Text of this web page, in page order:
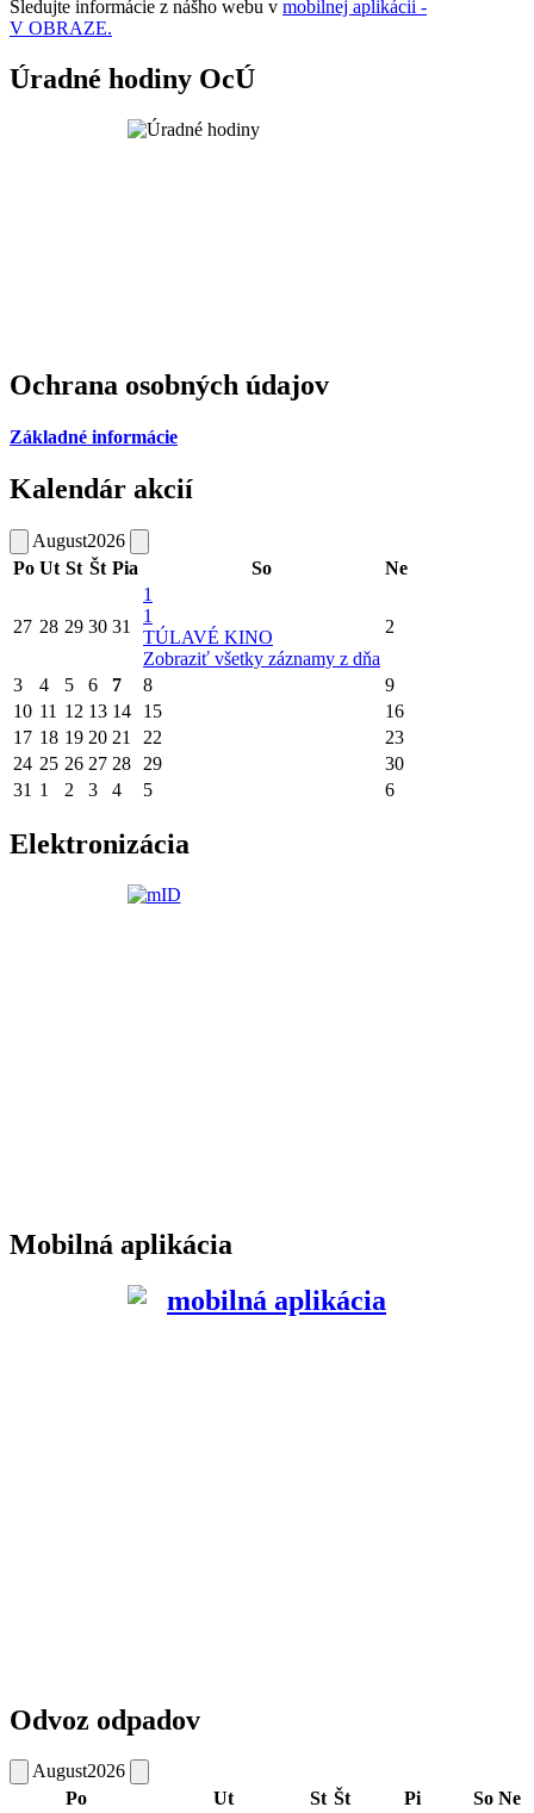
Sledujte informácie z nášho webu v mobilnej aplikácii -
V OBRAZE.
Úradné hodiny OcÚ
Ochrana osobných údajov
Základné informácie
Kalendár akcií
August2026
Po Ut St Št Pia So Ne
27 28 29 30 31
1
1
TÚLAVÉ KINO
Zobraziť všetky záznamy z dňa
2
3 4 5 6 7 8
9
10 11 12 13 14 15
16
17 18 19 20 21 22
23
24 25 26 27 28 29
30
31 1 2 3 4 5 6
Elektronizácia
Mobilná aplikácia
Odvoz odpadov
August2026
Po
Ut St Št Pi So Ne